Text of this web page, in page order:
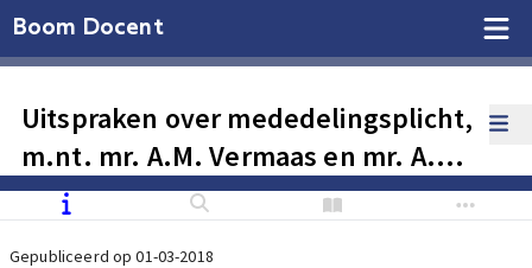
Boom Docent
Uitspraken over mededelingsplicht,
m.nt. mr. A.M. Vermaas en mr. A.M.
Franse
Gepubliceerd op 01-03-2018